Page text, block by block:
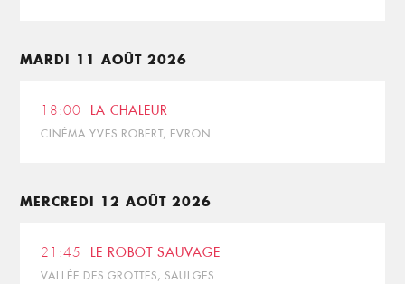
MARDI 11 AOÛT 2026
18:00 LA CHALEUR
CINÉMA YVES ROBERT, EVRON
MERCREDI 12 AOÛT 2026
21:45 LE ROBOT SAUVAGE
VALLÉE DES GROTTES, SAULGES